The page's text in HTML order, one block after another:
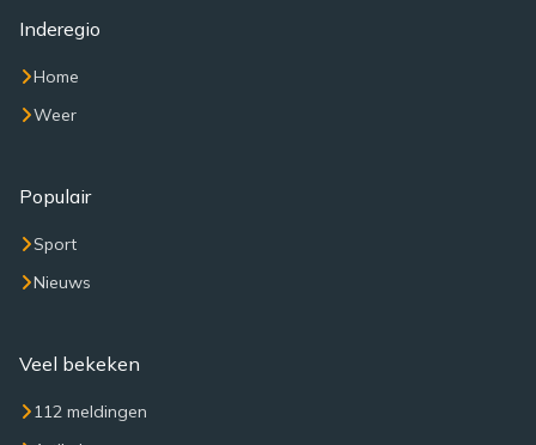
Inderegio
Home
Weer
Populair
Sport
Nieuws
Veel bekeken
112 meldingen